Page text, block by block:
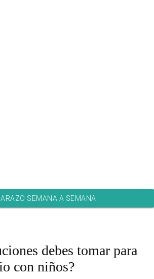
SEMANA A SEMANA
debes tomar para
con niños?